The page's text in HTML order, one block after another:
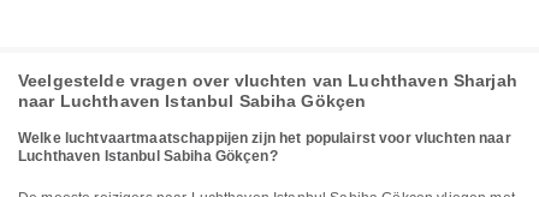
Veelgestelde vragen over vluchten van Luchthaven Sharjah
naar Luchthaven Istanbul Sabiha Gökçen
Welke luchtvaartmaatschappijen zijn het populairst voor vluchten naar
Luchthaven Istanbul Sabiha Gökçen?